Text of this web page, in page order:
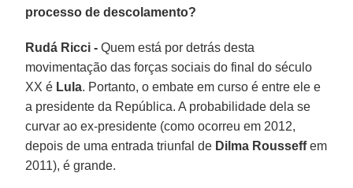
processo de descolamento?
Rudá Ricci - Quem está por detrás desta
movimentação das forças sociais do final do século
XX é Lula. Portanto, o embate em curso é entre ele e
a presidente da República. A probabilidade dela se
curvar ao ex-presidente (como ocorreu em 2012,
depois de uma entrada triunfal de Dilma Rousseffem
2011), é grande.